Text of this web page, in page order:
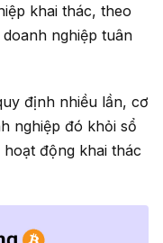
khai thác, theo
nghiệp tuân
định nhiều lần, cơ
nghiệp đó khỏi sổ
động khai thác